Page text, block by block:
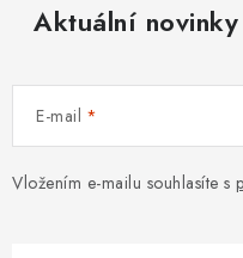
Aktuální
E-mail
Vložením e-mailu souhlasíte s